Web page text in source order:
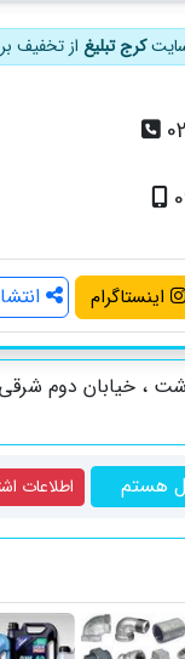
سایتکرج تبلیغ از تخفیف
اینستاگرام
، خیابان دوم
هستم اطلاعات